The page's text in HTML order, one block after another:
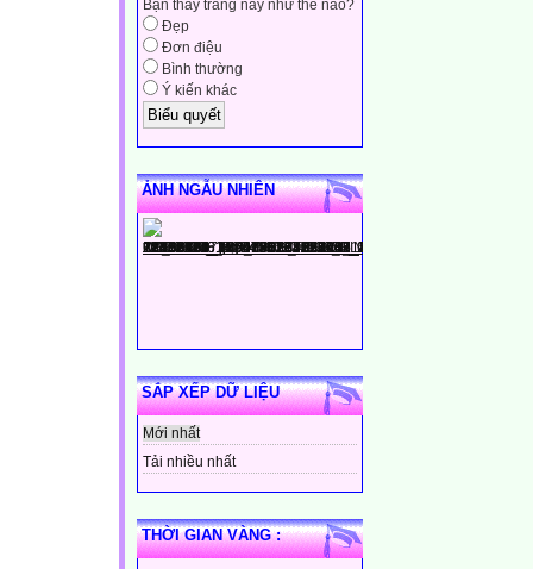
Bạn thấy trang này như thế nào?
Đẹp
Đơn điệu
Bình thường
Ý kiến khác
ẢNH NGẪU NHIÊN
SẮP XẾP DỮ LIỆU
Mới nhất
Tải nhiều nhất
THỜI GIAN VÀNG :